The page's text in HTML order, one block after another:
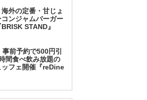
外の定番・甘じょ
コンジャムバーガー
STAND』
前予約で500円引
間食べ飲み放題の
ッフェ開催『reDine